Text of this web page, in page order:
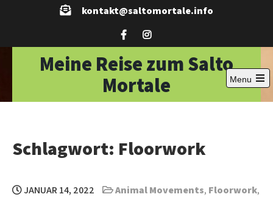
kontakt@saltomortale.info
Meine Reise zum Salto
Mortale
Menu
Open
Schlagwort: Floorwork
JANUAR 14, 2022 Animal Movements, Floorwork,